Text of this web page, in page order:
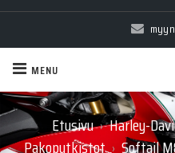
MENU
Etusivu › Harley-
Pakoputkistot › Softail